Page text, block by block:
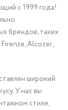
с 1999 года!
брендов, таких
Alcozer,
широкий
У нас вы
стиле,